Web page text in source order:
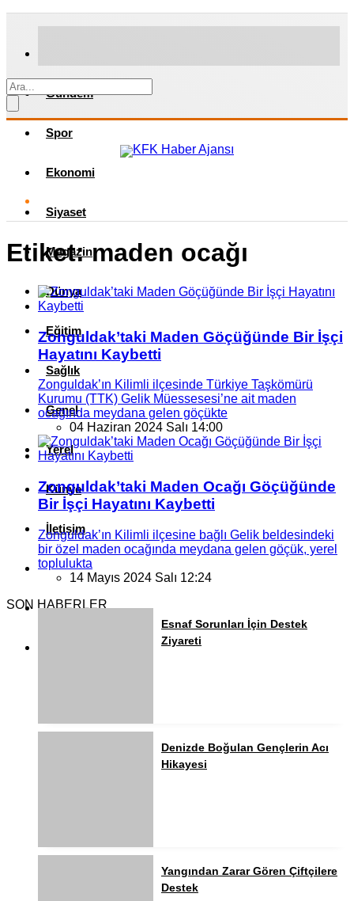
Gündem
Spor
Ekonomi
Siyaset
Magazin
Dünya
Eğitim
Sağlık
Genel
Yerel
Künye
İletişim
Etiket:maden ocağı
Zonguldak’taki Maden Göçüğünde Bir İşçi
Hayatını Kaybetti
Zonguldak’ın Kilimli ilçesinde Türkiye Taşkömürü
Kurumu (TTK) Gelik Müessesesi’ne ait maden
ocağında meydana gelen göçükte
04 Haziran 2024 Salı 14:00
Zonguldak’taki Maden Ocağı Göçüğünde
Bir İşçi Hayatını Kaybetti
Zonguldak’ın Kilimli ilçesine bağlı Gelik beldesindeki
bir özel maden ocağında meydana gelen göçük, yerel
toplulukta
14 Mayıs 2024 Salı 12:24
SON HABERLER
Esnaf Sorunları İçin Destek
Ziyareti
Denizde Boğulan Gençlerin Acı
Hikayesi
Yangından Zarar Gören Çiftçilere
Destek